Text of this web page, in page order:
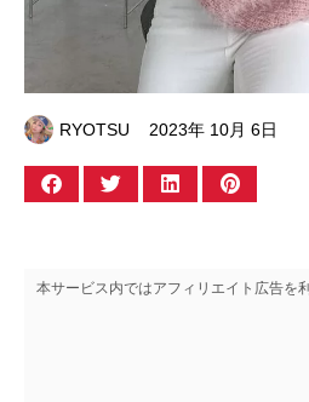
RYOTSU 2023年 10月 6日
本サービス内ではアフィリエイト広告を